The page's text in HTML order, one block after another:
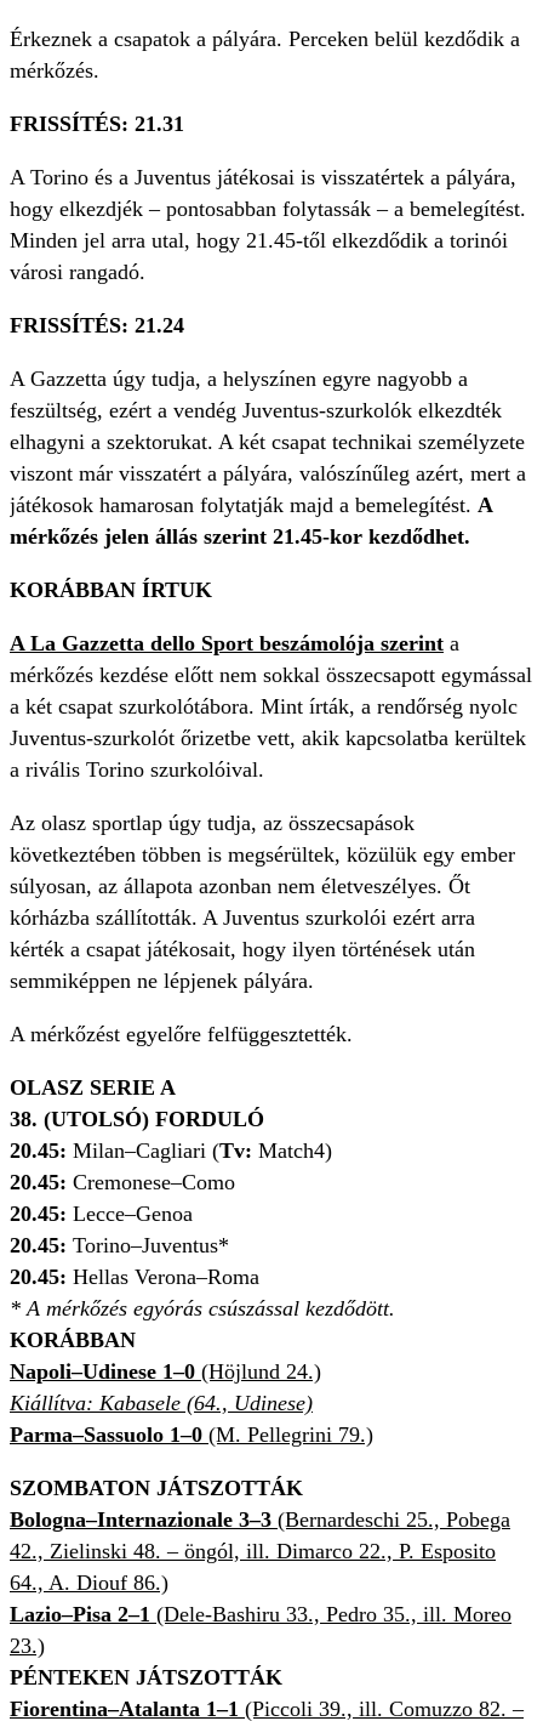
Érkeznek a csapatok a pályára. Perceken belül kezdődik a
mérkőzés.
FRISSÍTÉS: 21.31
A Torino és a Juventus játékosai is visszatértek a pályára,
hogy elkezdjék – pontosabban folytassák – a bemelegítést.
Minden jel arra utal, hogy 21.45-től elkezdődik a torinói
városi rangadó.
FRISSÍTÉS: 21.24
A Gazzetta úgy tudja, a helyszínen egyre nagyobb a
feszültség, ezért a vendég Juventus-szurkolók elkezdték
elhagyni a szektorukat. A két csapat technikai személyzete
viszont már visszatért a pályára, valószínűleg azért, mert a
játékosok hamarosan folytatják majd a bemelegítést. A
mérkőzés jelen állás szerint 21.45-kor kezdődhet.
KORÁBBAN ÍRTUK
A La Gazzetta dello Sport beszámolója szerint a
mérkőzés kezdése előtt nem sokkal összecsapott egymással
a két csapat szurkolótábora. Mint írták, a rendőrség nyolc
Juventus-szurkolót őrizetbe vett, akik kapcsolatba kerültek
a rivális Torino szurkolóival.
Az olasz sportlap úgy tudja, az összecsapások
következtében többen is megsérültek, közülük egy ember
súlyosan, az állapota azonban nem életveszélyes. Őt
kórházba szállították. A Juventus szurkolói ezért arra
kérték a csapat játékosait, hogy ilyen történések után
semmiképpen ne lépjenek pályára.
A mérkőzést egyelőre felfüggesztették.
OLASZ SERIE A
38. (UTOLSÓ) FORDULÓ
20.45: Milan–Cagliari (Tv: Match4)
20.45: Cremonese–Como
20.45: Lecce–Genoa
20.45: Torino–Juventus*
20.45: Hellas Verona–Roma
* A mérkőzés egyórás csúszással kezdődött.
KORÁBBAN
Napoli–Udinese 1–0 (Höjlund 24.)
Kiállítva: Kabasele (64., Udinese)
Parma–Sassuolo 1–0 (M. Pellegrini 79.)
SZOMBATON JÁTSZOTTÁK
Bologna–Internazionale 3–3 (Bernardeschi 25., Pobega
42., Zielinski 48. – öngól, ill. Dimarco 22., P. Esposito
64., A. Diouf 86.)
Lazio–Pisa 2–1 (Dele-Bashiru 33., Pedro 35., ill. Moreo
23.)
PÉNTEKEN JÁTSZOTTÁK
Fiorentina–Atalanta 1–1 (Piccoli 39., ill. Comuzzo 82. –